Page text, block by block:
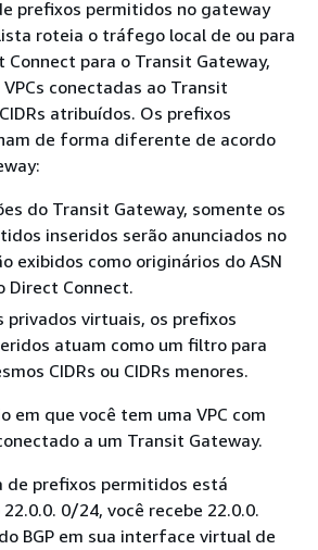
prefixos permitidos no gateway
roteia o tráfego local de ou para
Connect para o Transit Gateway,
conectadas ao Transit
atribuídos. Os prefixos
de forma diferente de acordo
do Transit Gateway, somente os
inseridos serão anunciados no
exibidos como originários do ASN
Direct Connect.
privados virtuais, os prefixos
atuam como um filtro para
CIDRs ou CIDRs menores.
em que você tem uma VPC com
a um Transit Gateway.
de prefixos permitidos está
0/24, você recebe 22.0.0.
BGP em sua interface virtual de